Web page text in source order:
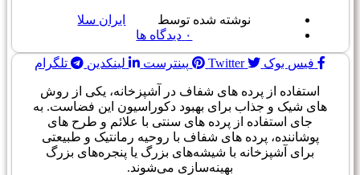
نوشته شده توسط
ایران سلا
۰ دیدگاه ها
فیس بوک Twitter پینترست لینکدین تلگرام
استفاده از پرده های شفاف در آشپزخانه، یکی از روش
های شیک و جذاب برای بهبود دکوراسیون این فضاست. به
جای استفاده از پرده های سنتی با علائم و طرح های
پوشاننده، پرده های شفاف با روحیه رمانتیک و طبیعتی
برای آشپزخانه با شیشه‌های بزرگ یا پنجره‌های بزرگ
بهینه‌سازی می‌شوند.